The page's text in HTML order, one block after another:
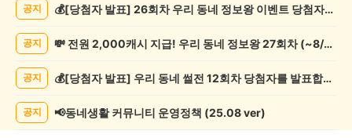
목
공지 💰[당첨자 발표] 26회차 우리 동네 정보왕 이벤트 당첨자를 발표합니다!
공지 💸 전원 2,000캐시 지급! 우리 동네 정보왕 27회차 (~8/10)
공지 💰[당첨자 발표] 우리 동네 썰전 12회차 당첨자를 발표합니다!
공지 📢동네생활 커뮤니티 운영정책 (25.08 ver)